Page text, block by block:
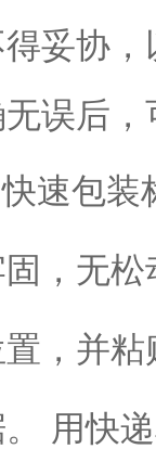
妥协
误后
快速包装
，无
，并
用快